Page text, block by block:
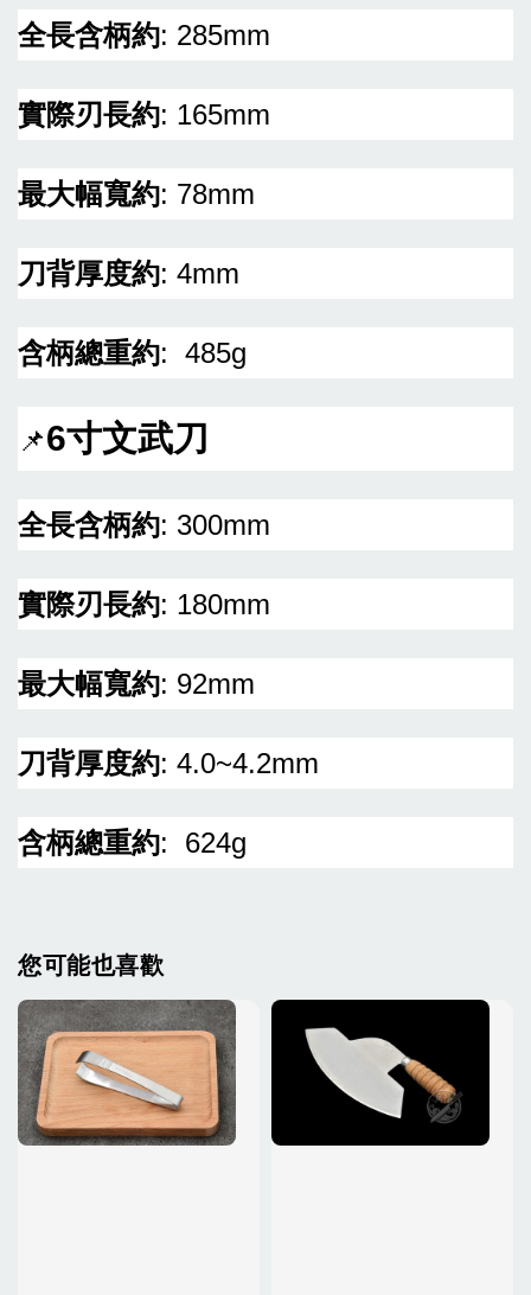
全長含柄約: 285mm
實際刃長約: 165mm
最大幅寬約: 78mm
刀背厚度約: 4mm
含柄總重約: 485g
📌6寸文武刀
全長含柄約: 300mm
實際刃長約: 180mm
最大幅寬約: 92mm
刀背厚度約: 4.0~4.2mm
含柄總重約: 624g
您可能也喜歡